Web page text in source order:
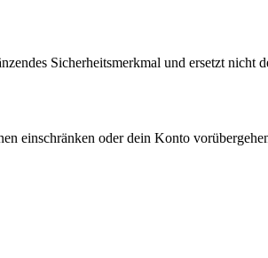
Sicherheitsmerkmal und ersetzt nicht
einschränken oder dein Konto